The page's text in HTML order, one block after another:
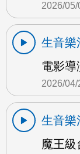
2026/05/
生音樂
電影
2026/04/
生音樂
魔王級